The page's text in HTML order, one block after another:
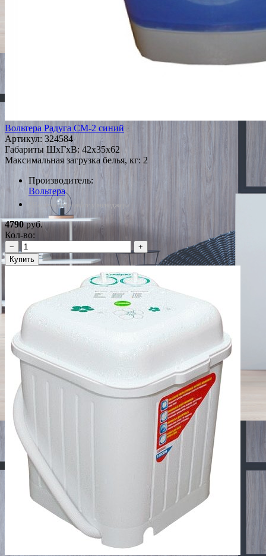
Вольтера Радуга СМ-2 синий
Артикул: 324584
Габариты ШxГxВ: 42x35x62
Максимальная загрузка белья, кг: 2
Производитель:
Вольтера
*Наличие уточняйте у менеджера
4790руб.
Кол-во:
−
+
Купить